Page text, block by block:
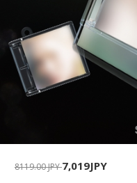
8119.00 JPY7,019JPY